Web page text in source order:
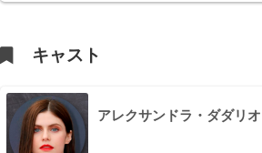
キャスト
アレクサンドラ・ダダリオ